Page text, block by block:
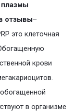
отзывы–
это клеточная
крови
в организме